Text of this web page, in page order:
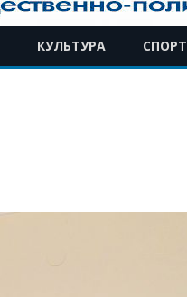
КУЛЬТУРА СПОРТ